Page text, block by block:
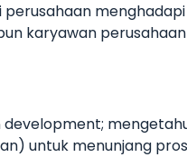
perusahaan
karyawan perusahaan
untuk menunjang